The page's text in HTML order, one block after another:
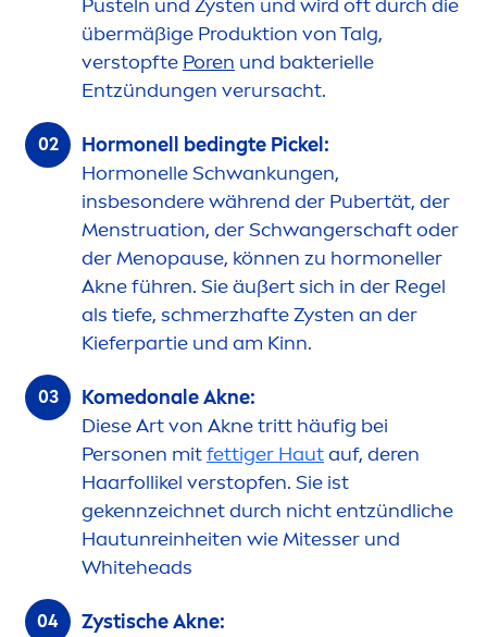
Pusteln und Zysten und wird oft durch die
übermäßige Produktion von Talg,
verstopfte Poren und bakterielle
Entzündungen verursacht.
Hormonell bedingte Pickel:
Hormonelle Schwankungen,
insbesondere während der Pubertät, der
Menstruation, der Schwangerschaft oder
derMenopause, können zu hormoneller
Akne führen. Sie äußert sich in der Regel
als tiefe, schmerzhafte Zysten an der
Kieferpartie und am Kinn.
Komedonale Akne:
Diese Art von Akne tritt häufig bei
Personen mitfettiger Hautauf, deren
Haarfollikel verstopfen. Sie ist
gekennzeichnet durch nicht entzündliche
Hautunreinheiten wie Mitesser und
Whiteheads
Zystische Akne: